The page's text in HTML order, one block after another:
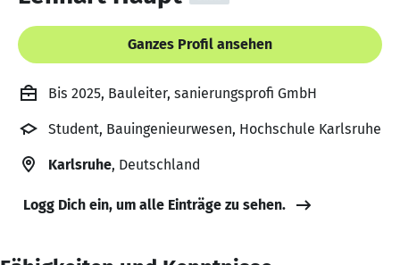
Ganzes Profil ansehen
Bis 2025, Bauleiter, sanierungsprofi GmbH
Student, Bauingenieurwesen, Hochschule Karlsruhe
Karlsruhe, Deutschland
Logg Dich ein, um alle Einträge zu sehen.